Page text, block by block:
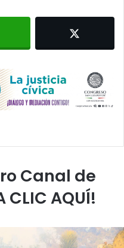
Canal de
AQUÍ!